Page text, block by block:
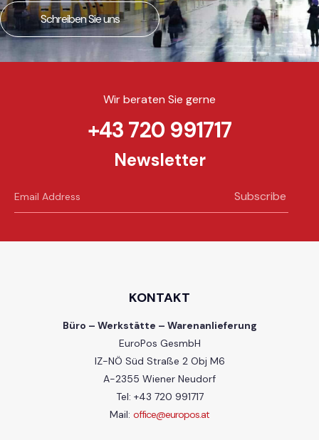
Schreiben Sie uns
Wir beraten Sie gerne
+43 720 991717
Newsletter
Subscribe
KONTAKT
Büro – Werkstätte – Warenanlieferung
EuroPos GesmbH
IZ-NÖ Süd Straße 2 Obj M6
A-2355 Wiener Neudorf
Tel: +43 720 991717
Mail: office@europos.at